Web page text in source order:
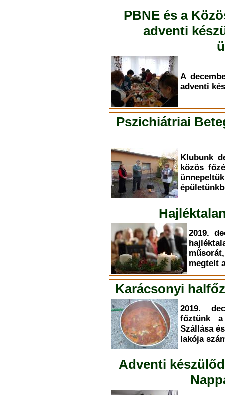
PBNE és a
adventi
A
adventi
Pszichiátriai
Klubunk
közös
2019.
megtelt
Karácsonyi
2019.
főztünk a
Szállása
lakója
Adventi